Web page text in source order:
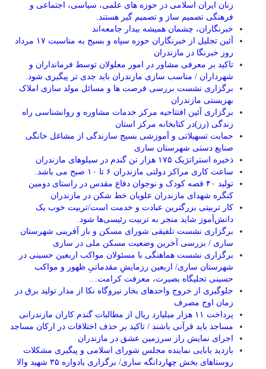
زنان ایران اسلامی در حوزه های علمی، سیاسی، اجتماعی و
فرهنگی تصمیم ساز و تصمیم گیر هستند.
خبرنگاران، چشمان همیشه بیدار جامعه‌اند
آئین تجلیل از خبرنگاران حوزه سپاه و بسیج به مناسبت ۱۷ مرداد
روز خبرنگا در مازندران
تاکید بر معرفی مشاور در امور معلولان توسط فرمانداران و
شهرداران / مناسب سازی مازندران باید جدی تر پیگیری شود.
برگزاری نشست بررسی فرصت ها و مسائل مولد سازی املاک
بهزیستی مازندران
برگزاری آئین افتتاحیه مرکز خدمات مشاوره و روانشناسی راه
زندگی (رز)در کتابخانه مرکز استان
حمایت تسهیلاتی و آموزشی بسیج سازندگی از مشاغل خانگی
صنایع دستی شهرستان ساری
ذخیره استراتژیک ۱۷۵ هزار تن گندم در سیلوهای مازندران
ساعت کاری مراکز دولتی مازندران ۶ تا ۱۰ صبح می باشد.
تولید ۴۰ قصه کودک و نوجوان دفاع مقدس در راستای دومین
کنگره شهدای مازندران علویان خط شکن در مازندران
کار تربیتی بزرگترین عبادت و خدمت است/تربیت خوب یک
دانش‌آموز شاید منجر به تربیت رئیسی‌ها شود.
برگزاری ‌نشست تلفیقی شورای مسکن و باز آفرینی شهرستان
ساری / بررسی آخرین وضعیت مسکن ملی در ساری
برگزاری نشست هماهنگی با مسئولان مواکب اربعین حسینی در
شهرستان ساری/ اربعین رزمایشِ مقدماتیِ ظهور و مواکب
حسینی تجلیگاه بصیرت، معرفت کرامت…
جلوگیری از خروج واحدهای بخار نیروگاه نکا از مدار تولید برق در
زمان اوج مصرف
پرداخت ۱۱ هزار میلیارد ریال از مطالبات گندم کاران مازندرانی
مساجد باید قرآنی باشند / تاکید بر حذف اختلافات در ارکان مساجد
اجرای نمایش راز سرزمین عشق در مازندران
بازدید بابایی نماینده مجلس شورای اسلامی و پیگیری مشکلات
روستاهای بخش چهاردانگه ساری/ برگزاری یادواره ۳۵ شهید والا